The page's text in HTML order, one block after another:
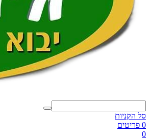
סל הקניות
0 פריטים
0